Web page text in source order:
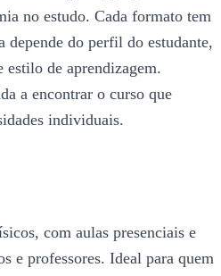
no estudo. Cada formato tem
depende do perfil do estudante,
de aprendizagem.
a encontrar o curso que
individuais.
com aulas presenciais e
e professores. Ideal para quem